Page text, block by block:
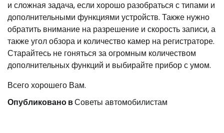
и сложная задача, если хорошо разобраться с типами и
дополнительными функциями устройств. Также нужно
обратить внимание на разрешение и скорость записи, а
также угол обзора и количество камер на регистраторе.
Старайтесь не гоняться за огромным количеством
дополнительных функций и выбирайте прибор с умом.
Всего хорошего Вам.
Опубликовано вСоветы автомобилистам